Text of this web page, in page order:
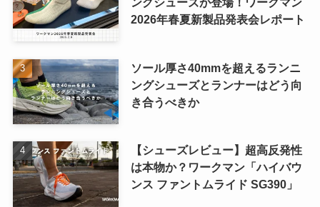
2026年春夏新製品発表会レポート
ソール厚さ40mmを超えるランニ
ングシューズとランナーはどう向
き合うべきか
【シューズレビュー】超高反発性
は本物か？ワークマン「ハイバウ
ンス ファントムライド SG390」